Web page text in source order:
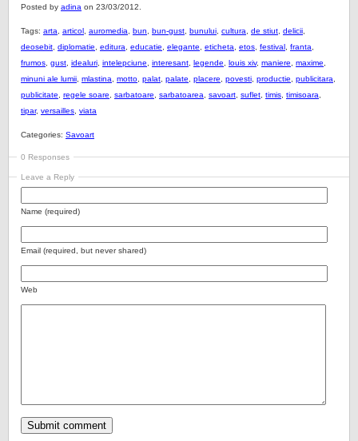
Posted by adina on 23/03/2012.
Tags: arta articol auromedia bun bun-gust bunului cultura de stiut delicii
deosebit diplomatie editura educatie elegante eticheta etos festival franta
frumos gust idealuri intelepciune interesant legende louis xiv, maniere maxime
minuni ale lumii mlastina motto palat palate placere povesti productie publicitara
publicitate
regele soare sarbatoare sarbatoarea savoart suflet timis timisoara
tipar, versailles viata
Categories: Savoart
0 Responses
Leave a Reply
Name (required)
Email (required, but never shared)
Web